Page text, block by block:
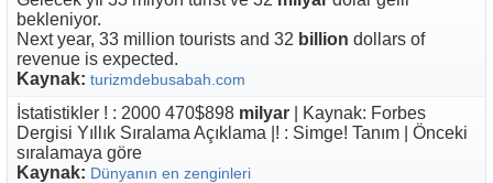
bekleniyor.
Next year, 33 million tourists and 32 billion dollars of
revenue is expected.
Kaynak: turizmdebusabah.com
İstatistikler ! : 2000 470$898 milyar | Kaynak: Forbes
Dergisi Yıllık Sıralama Açıklama |! : Simge! Tanım | Önceki
sıralamaya göre
Kaynak: Dünyanın en zenginleri